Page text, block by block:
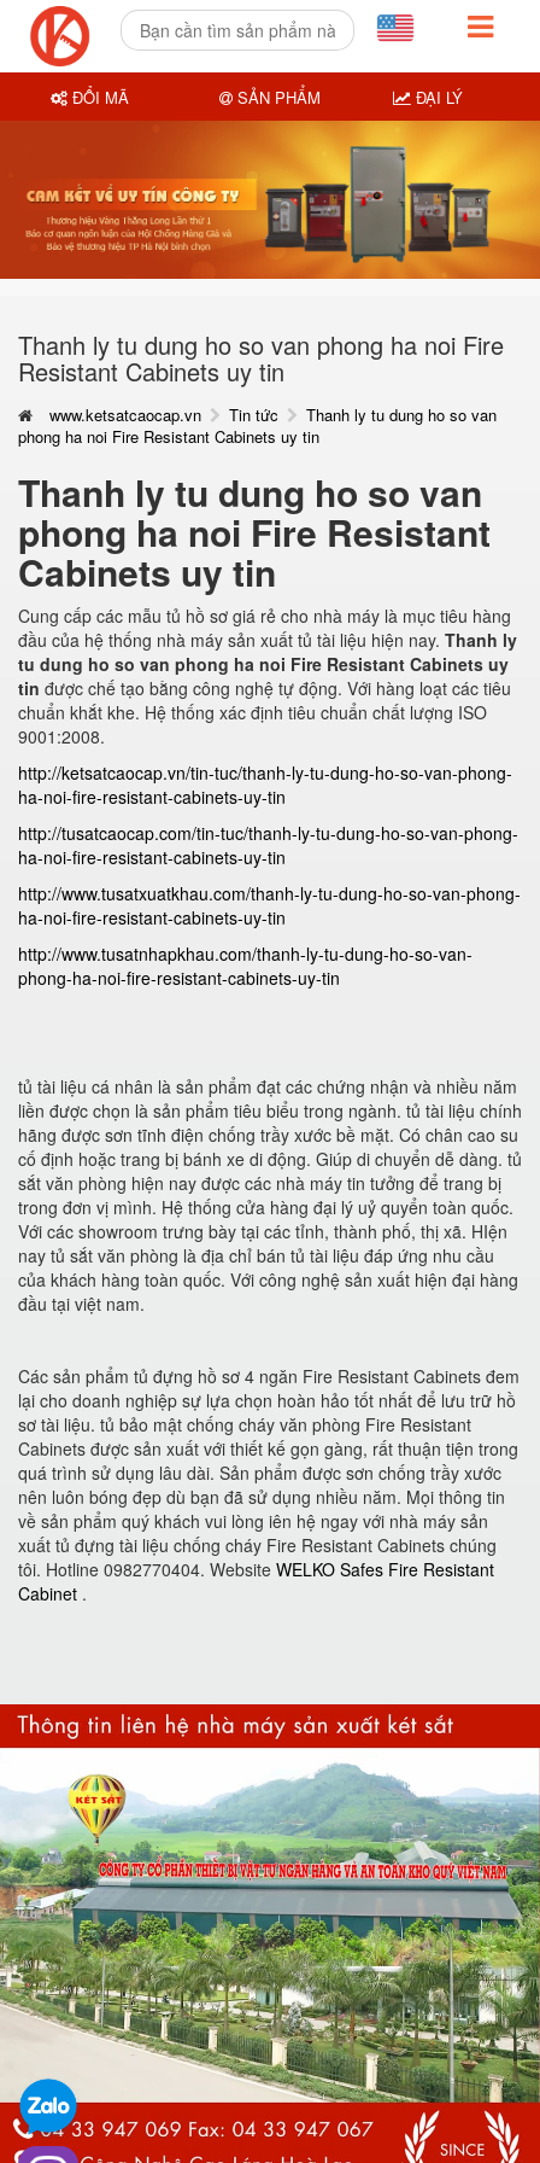
Thanh ly tu dung ho so van phong ha noi Fire
Resistant Cabinets uy tin
www.ketsatcaocap.vn Tin tức
Thanh ly tu dung ho so van
phong ha noi Fire Resistant Cabinets uy tin
Thanh ly tu dung ho so van
phong ha noi Fire Resistant
Cabinets uy tin
Cung cấp các mẫu tủ hồ sơ giá rẻ cho nhà máy là mục tiêu hàng
đầu của hệ thống nhà máy sản xuất tủ tài liệu hiện nay. Thanh ly
tu dung ho so van phong ha noi Fire Resistant Cabinets uy
tin được chế tạo bằng công nghệ tự động. Với hàng loạt các tiêu
chuẩn khắt khe. Hệ thống xác định tiêu chuẩn chất lượng ISO
9001:2008.
http://ketsatcaocap.vn/tin-tuc/thanh-ly-tu-dung-ho-so-van-phong-
ha-noi-fire-resistant-cabinets-uy-tin
http://tusatcaocap.com/tin-tuc/thanh-ly-tu-dung-ho-so-van-phong-
ha-noi-fire-resistant-cabinets-uy-tin
http://www.tusatxuatkhau.com/thanh-ly-tu-dung-ho-so-van-phong-
ha-noi-fire-resistant-cabinets-uy-tin
http://www.tusatnhapkhau.com/thanh-ly-tu-dung-ho-so-van-
phong-ha-noi-fire-resistant-cabinets-uy-tin
tủ tài liệu cá nhân là sản phẩm đạt các chứng nhận và nhiều năm
liền được chọn là sản phẩm tiêu biểu trong ngành. tủ tài liệu chính
hãng được sơn tĩnh điện chống trầy xước bề mặt. Có chân cao su
cố định hoặc trang bị bánh xe di động. Giúp di chuyển dễ dàng. tủ
sắt văn phòng hiện nay được các nhà máy tin tưởng để trang bị
trong đơn vị mình. Hệ thống cửa hàng đại lý uỷ quyển toàn quốc.
Với các showroom trưng bày tại các tỉnh, thành phố, thị xã. HIện
nay tủ sắt văn phòng là địa chỉ bán tủ tài liệu đáp ứng nhu cầu
của khách hàng toàn quốc. Với công nghệ sản xuất hiện đại hàng
đầu tại việt nam.
Các sản phẩm tủ đựng hồ sơ 4 ngăn Fire Resistant Cabinets đem
lại cho doanh nghiệp sự lựa chọn hoàn hảo tốt nhất để lưu trữ hồ
sơ tài liệu. tủ bảo mật chống cháy văn phòng Fire Resistant
Cabinets được sản xuất với thiết kế gọn gàng, rất thuận tiện trong
quá trình sử dụng lâu dài. Sản phẩm được sơn chống trầy xước
nên luôn bóng đẹp dù bạn đã sử dụng nhiều năm. Mọi thông tin
về sản phẩm quý khách vui lòng iên hệ ngay với nhà máy sản
xuất tủ đựng tài liệu chống cháy Fire Resistant Cabinets chúng
tôi. Hotline 0982770404. Website WELKO Safes Fire Resistant
Cabinet .
ĐỔI MÃ SẢN PHẨM ĐẠI LÝ